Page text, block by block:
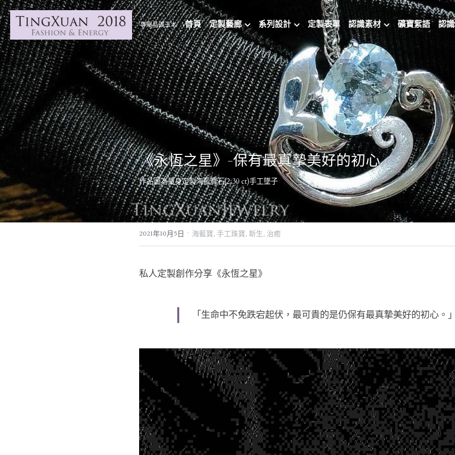
專屬晶礦玉木 首頁 定製藝廊 系列設計 定製表單 認識素材 礦寶絮語 認
《永恆之星》-保有最真摯美好的初心
作品圖為量身定製海藍寶石(2.30 ct)手工墜子
2021年10月5日 · 海藍寶,手工珠寶,新生, 治癒
私人定製創作分享《永恆之星》
「生命中不免跌宕起伏，最可貴的是仍保有最真摯美好的初心。